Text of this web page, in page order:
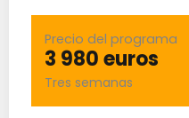
Precio del programa
3 980 euros
Tres semanas